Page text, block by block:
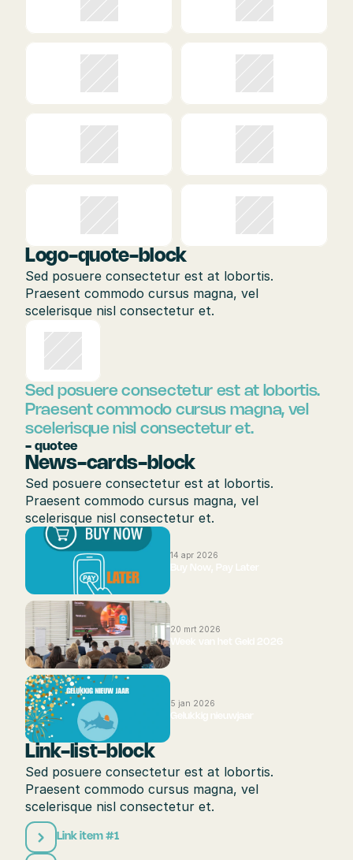
Logo-quote-block
Sed posuere consectetur est at lobortis.
Praesent commodo cursus magna, vel
scelerisque nisl consectetur et.
Sed posuere consectetur est at lobortis.
Praesent commodo cursus magna, vel
scelerisque nisl consectetur et.
- quotee
News-cards-block
Sed posuere consectetur est at lobortis.
Praesent commodo cursus magna, vel
scelerisque nisl consectetur et.
14 apr 2026
Buy Now, Pay Later
20 mrt 2026
Week van het Geld 2026
5 jan 2026
Gelukkig nieuwjaar
Link-list-block
Sed posuere consectetur est at lobortis.
Praesent commodo cursus magna, vel
scelerisque nisl consectetur et.
Link item #1